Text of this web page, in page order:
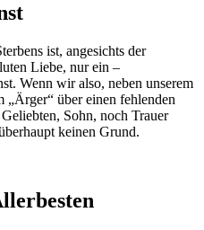
ist, angesichts der
Liebe, nur ein –
Wenn wir also, neben unserem
„Ärger“ über einen fehlenden
Sohn, noch Trauer
keinen Grund.